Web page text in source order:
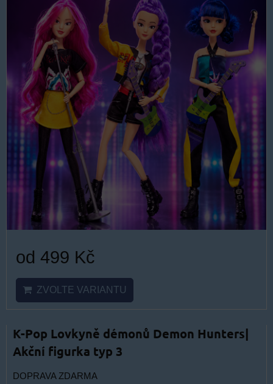
od 499 Kč
ZVOLTE VARIANTU
K-Pop Lovkyně démonů Demon Hunters|
Akční figurka typ 3
DOPRAVA ZDARMA